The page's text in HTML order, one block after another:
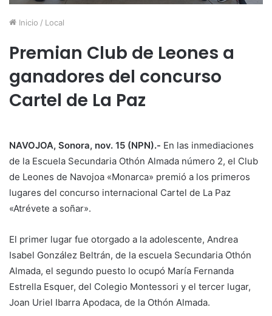
Inicio / Local
Premian Club de Leones a
ganadores del concurso
Cartel de La Paz
NAVOJOA, Sonora, nov. 15 (NPN).- En las inmediaciones
de la Escuela Secundaria Othón Almada número 2, el Club
de Leones de Navojoa «Monarca» premió a los primeros
lugares del concurso internacional Cartel de La Paz
«Atrévete a soñar».
El primer lugar fue otorgado a la adolescente, Andrea
Isabel González Beltrán, de la escuela Secundaria Othón
Almada, el segundo puesto lo ocupó María Fernanda
Estrella Esquer, del Colegio Montessori y el tercer lugar,
Joan Uriel Ibarra Apodaca, de la Othón Almada.